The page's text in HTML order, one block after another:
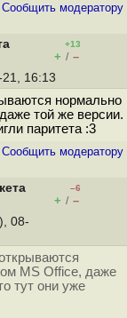
Cообщить модератору
+13
+ / –
16:13
нормально
той же версии.
паритета :3
Cообщить модератору
–6
+ / –
08-
MS Office, даже
тут они уже